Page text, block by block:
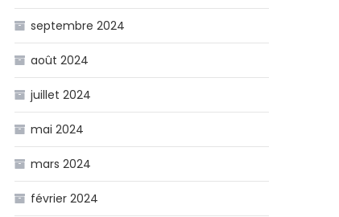
septembre 2024
août 2024
juillet 2024
mai 2024
mars 2024
février 2024